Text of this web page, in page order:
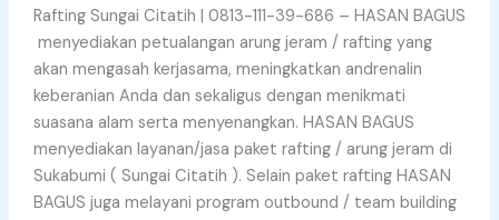
Rafting Sungai Citatih | 0813-111-39-686 – HASAN BAGUS
menyediakan petualangan arung jeram / rafting yang
akan mengasah kerjasama, meningkatkan andrenalin
keberanian Anda dan sekaligus dengan menikmati
suasana alam serta menyenangkan. HASAN BAGUS
menyediakan layanan/jasa paket rafting / arung jeram di
Sukabumi ( Sungai Citatih ). Selain paket rafting HASAN
BAGUS juga melayani program outbound / team building